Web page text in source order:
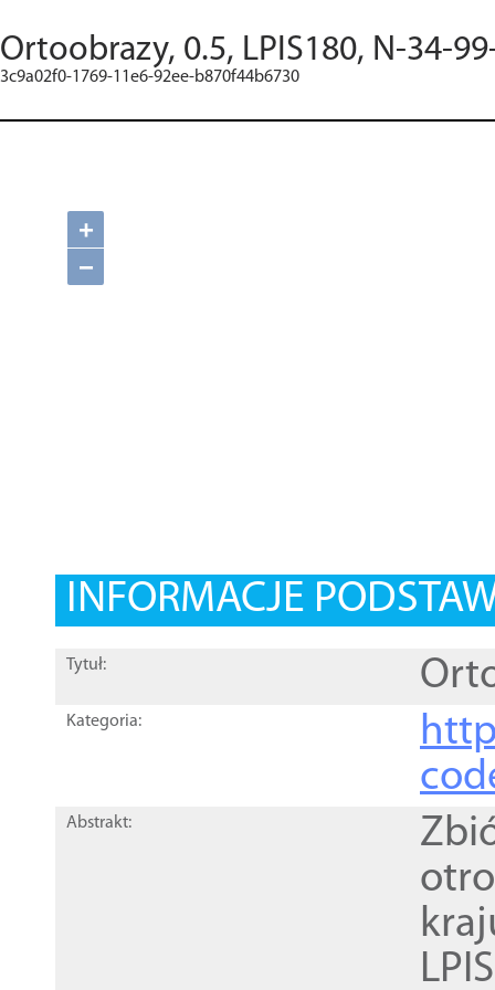
Ortoobrazy, 0.5, LPIS180, N-34-
3c9a02f0-1769-11e6-92ee-b870f44b6730
+
−
INFORMACJE
Tytuł:
Kategoria:
Abstrakt: